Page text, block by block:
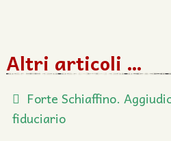
Altri articoli …
Forte Schiaffino.
fiduciario